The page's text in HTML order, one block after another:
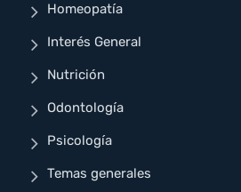
Homeopatía
Interés General
Nutrición
Odontología
Psicología
Temas generales